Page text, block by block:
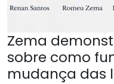
Zema
sobre como
mudança das